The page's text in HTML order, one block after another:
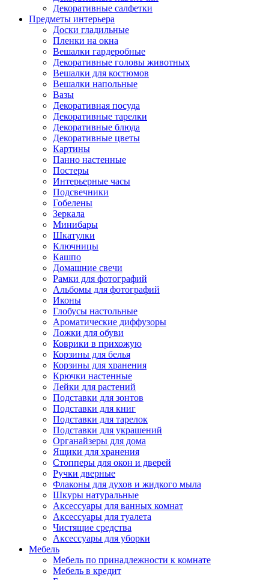
Декоративные салфетки
Предметы интерьера
Доски гладильные
Пленки на окна
Вешалки гардеробные
Декоративные головы животных
Вешалки для костюмов
Вешалки напольные
Вазы
Декоративная посуда
Декоративные тарелки
Декоративные блюда
Декоративные цветы
Картины
Панно настенные
Постеры
Интерьерные часы
Подсвечники
Гобелены
Зеркала
Минибары
Шкатулки
Ключницы
Кашпо
Домашние свечи
Рамки для фотографий
Альбомы для фотографий
Иконы
Глобусы настольные
Ароматические диффузоры
Ложки для обуви
Коврики в прихожую
Корзины для белья
Корзины для хранения
Крючки настенные
Лейки для растений
Подставки для зонтов
Подставки для книг
Подставки для тарелок
Подставки для украшений
Органайзеры для дома
Ящики для хранения
Стопперы для окон и дверей
Ручки дверные
Флаконы для духов и жидкого мыла
Шкуры натуральные
Аксессуары для ванных комнат
Аксессуары для туалета
Чистящие средства
Аксессуары для уборки
Мебель
Мебель по принадлежности к комнате
Мебель в кредит